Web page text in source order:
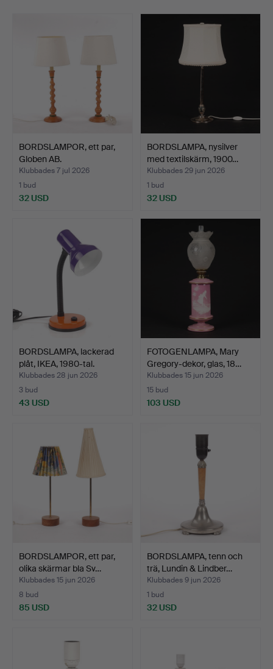
BORDSLAMPOR, ett par,
Globen AB.
Klubbades 7 jul 2026
1 bud
32 USD
BORDSLAMPA, nysilver
med textilskärm, 1900…
Klubbades 29 jun 2026
1 bud
32 USD
BORDSLAMPA, lackerad
plåt, IKEA, 1980-tal.
Klubbades 28 jun 2026
3 bud
43 USD
FOTOGENLAMPA, Mary
Gregory-dekor, glas, 18…
Klubbades 15 jun 2026
15 bud
103 USD
BORDSLAMPOR, ett par,
olika skärmar bla Sv…
Klubbades 15 jun 2026
8 bud
85 USD
BORDSLAMPA, tenn och
trä, Lundin & Lindber…
Klubbades 9 jun 2026
1 bud
32 USD